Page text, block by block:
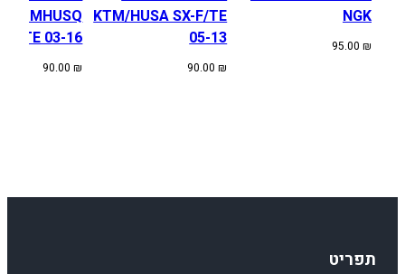
5
9
NGK
95.00 ₪
KTM/HUSA SX-F/TE
05-13
90.00₪
KTMHUSQ
TE 03-16
90.00₪
תפריט